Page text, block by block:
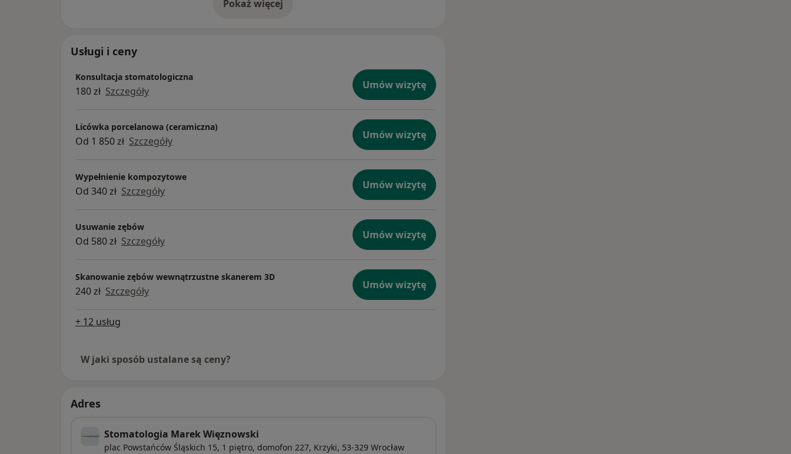
Pokaż więcejo doświadczeniu
Usługi i ceny
Konsultacja stomatologiczna
180 zł Szczegóły Umów wizytę
Licówka porcelanowa (ceramiczna)
Od 1 850 zł Szczegóły Umów wizytę
Wypełnienie kompozytowe
Od 340 zł Szczegóły Umów wizytę
Usuwanie zębów
Od 580 zł Szczegóły Umów wizytę
Skanowanie zębów wewnątrzustne skanerem 3D
240 zł Szczegóły Umów wizytę
+ 12 usług
W jaki sposób ustalane są ceny?
Adres
Stomatologia Marek Więznowski
plac Powstańców Śląskich 15, 1 piętro, domofon 227, Krzyki, 53-329 Wrocław